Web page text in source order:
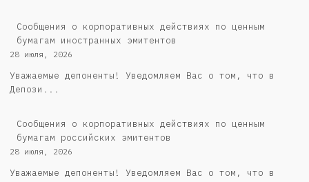
Сообщения о корпоративных действиях по ценным
бумагам иностранных эмитентов
28 июля, 2026
Уважаемые депоненты! Уведомляем Вас о том, что в
Депози...
Cообщения о корпоративных действиях по ценным
бумагам российских эмитентов
28 июля, 2026
Уважаемые депоненты! Уведомляем Вас о том, что в